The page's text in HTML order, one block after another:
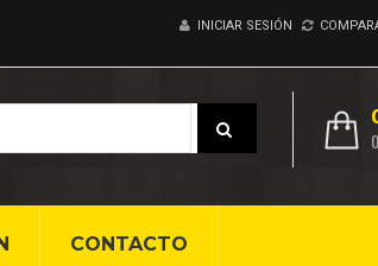
INICIAR SESIÓN
CONTACTO